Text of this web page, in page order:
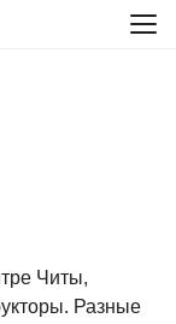
Читы,
Разные